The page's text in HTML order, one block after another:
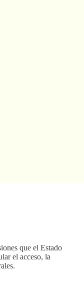
que el Estado
el acceso, la